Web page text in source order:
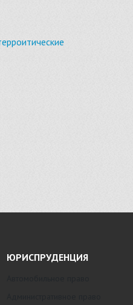
ЮРИСПРУДЕНЦИЯ